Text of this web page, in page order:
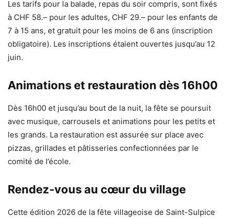
Les tarifs pour la balade, repas du soir compris, sont fixés
à CHF 58.– pour les adultes, CHF 29.– pour les enfants de
7 à 15 ans, et gratuit pour les moins de 6 ans (inscription
obligatoire). Les inscriptions étaient ouvertes jusqu’au 12
juin.
Animations et restauration dès 16h00
Dès 16h00 et jusqu’au bout de la nuit, la fête se poursuit
avec musique, carrousels et animations pour les petits et
les grands. La restauration est assurée sur place avec
pizzas, grillades et pâtisseries confectionnées par le
comité de l’école.
Rendez-vous au cœur du village
Cette édition 2026 de la fête villageoise de Saint-Sulpice